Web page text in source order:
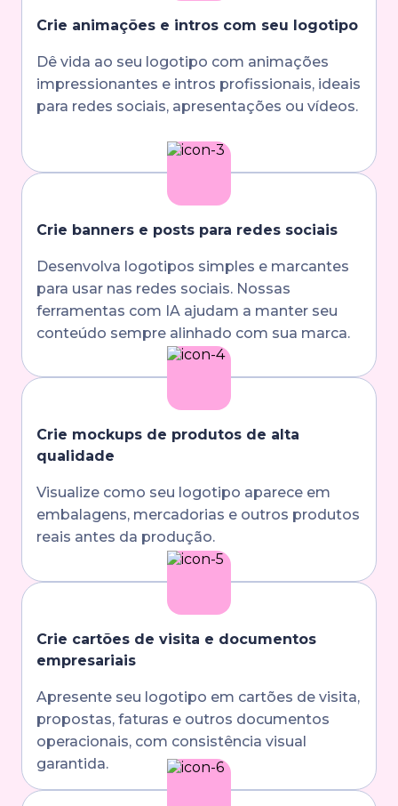
Crie animações e intros com seu logotipo
Dê vida ao seu logotipo com animações
impressionantes e intros profissionais, ideais
para redes sociais, apresentações ou vídeos.
Crie banners e posts para redes sociais
Desenvolva logotipos simples e marcantes
para usar nas redes sociais. Nossas
ferramentas com IA ajudam a manter seu
conteúdo sempre alinhado com sua marca.
Crie mockups de produtos de alta
qualidade
Visualize como seu logotipo aparece em
embalagens, mercadorias e outros produtos
reais antes da produção.
Crie cartões de visita e documentos
empresariais
Apresente seu logotipo em cartões de visita,
propostas, faturas e outros documentos
operacionais, com consistência visual
garantida.